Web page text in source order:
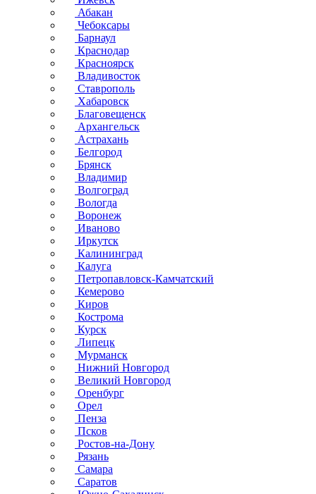
Абакан
Чебоксары
Барнаул
Краснодар
Красноярск
Владивосток
Ставрополь
Хабаровск
Благовещенск
Архангельск
Астрахань
Белгород
Брянск
Владимир
Волгоград
Вологда
Воронеж
Иваново
Иркутск
Калининград
Калуга
Петропавловск-Камчатский
Кемерово
Киров
Кострома
Курск
Липецк
Мурманск
Нижний Новгород
Великий Новгород
Оренбург
Орел
Пенза
Псков
Ростов-на-Дону
Рязань
Самара
Саратов